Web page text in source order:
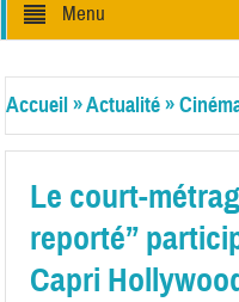
Menu
Accueil»Actualité»
Le court-
reporté”
Capri